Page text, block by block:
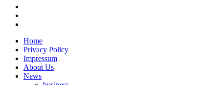
Home
Privacy Policy
Impressum
About Us
News